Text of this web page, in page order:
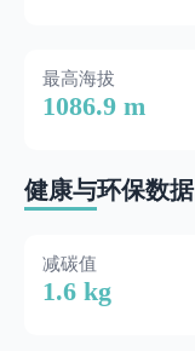
最高海拔
1086.9 m
健康与环保数据
减碳值
1.6 kg